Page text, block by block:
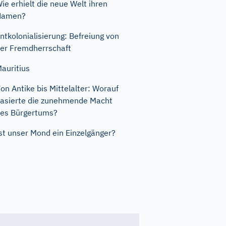
erhielt die neue Welt ihren
Befreiung von
Fremdherrschaft
Antike bis Mittelalter: Worauf
die zunehmende Macht
Bürgertums?
unser Mond ein Einzelgänger?